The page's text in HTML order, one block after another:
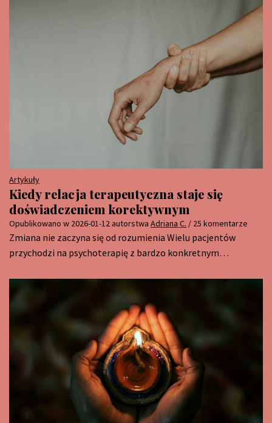
Artykuły
Kiedy relacja terapeutyczna staje się
doświadczeniem korektywnym
Opublikowano w 2026-01-12autorstwa Adriana C. / 25 komentarze
Zmiana nie zaczyna się od rozumienia Wielu pacjentów
przychodzi na psychoterapię z bardzo konkretnym…